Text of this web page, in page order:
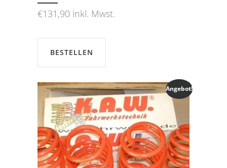
€131,90 inkl. Mwst.
BESTELLEN
Angebot!